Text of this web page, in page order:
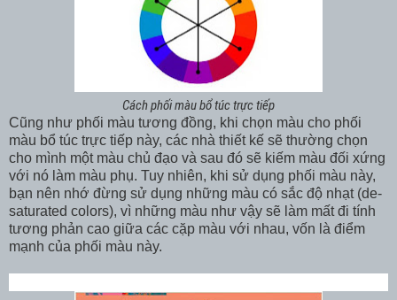
Cách phối màu bổ túc trực tiếp
Cũng như phối màu tương đồng, khi chọn màu cho phối
màu bổ túc trực tiếp này, các nhà thiết kế sẽ thường chọn
cho mình một màu chủ đạo và sau đó sẽ kiếm màu đối xứng
với nó làm màu phụ. Tuy nhiên, khi sử dụng phối màu này,
bạn nên nhớ đừng sử dụng những màu có sắc độ nhạt (de-
saturated colors), vì những màu như vậy sẽ làm mất đi tính
tương phản cao giữa các cặp màu với nhau, vốn là điểm
mạnh của phối màu này.